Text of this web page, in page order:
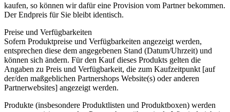
kaufen, so können wir dafür eine Provision vom Partner bekommen.
Der Endpreis für Sie bleibt identisch.
Preise und Verfügbarkeiten
Sofern Produktpreise und Verfügbarkeiten angezeigt werden,
entsprechen diese dem angegebenen Stand (Datum/Uhrzeit) und
können sich ändern. Für den Kauf dieses Produkts gelten die
Angaben zu Preis und Verfügbarkeit, die zum Kaufzeitpunkt [auf
der/den maßgeblichen Partnershops Website(s) oder anderen
Partnerwebsites] angezeigt werden.
Produkte (insbesondere Produktlisten und Produktboxen) werden